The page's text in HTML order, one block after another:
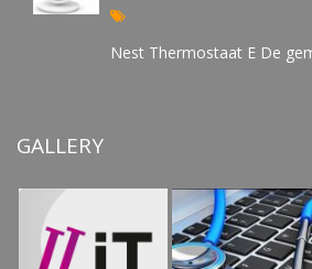
Nest Thermostaat E De
GALLERY